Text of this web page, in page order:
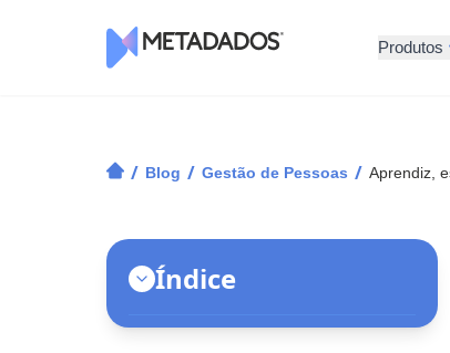
Produtos
/ Blog / Gestão de Pessoas / Aprendiz,
Índice